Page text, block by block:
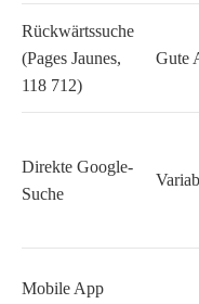
Rückwärtssuche
(Pages Jaunes,
118 712)
Gute
Direkte Google-
Suche
Mobile App